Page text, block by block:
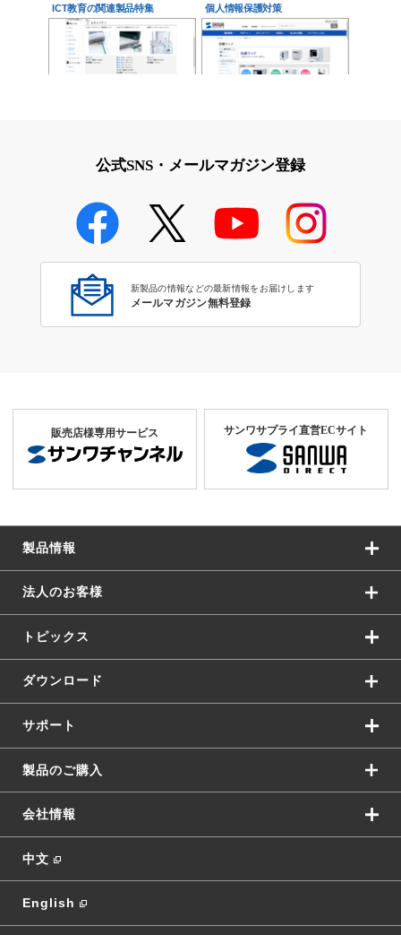
ICT教育の関連製品特集 個人情報保護対策
タブレット対応セキュリティ製
公式SNS・メールマガジン登録
新製品の情報などの最新情報をお届けします
メールマガジン無料登録
販売店様専用サービス サンワサプライ直営ECサイト
製品情報
法人のお客様
トピックス
ダウンロード
サポート
製品のご購入
会社情報
中文
English